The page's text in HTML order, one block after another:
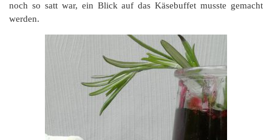
noch so satt war, ein Blick auf das Käsebuffet musste gemacht
werden.